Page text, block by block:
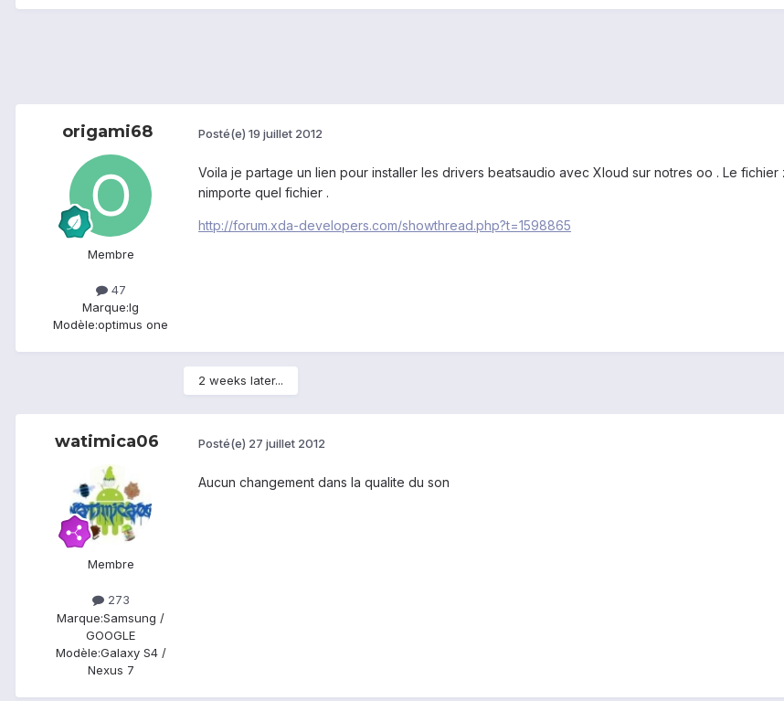
origami68
Membre
47
Marque:lg
Modèle:optimus one
Posté(e) 19 juillet 2012
Voila je partage un lien pour installer les drivers beatsaudio avec Xloud sur notres oo . Le
nimporte quel fichier .
http://forum.xda-developers.com/showthread.php?t=1598865
2 weeks later...
watimica06
Membre
273
Marque:Samsung /
GOOGLE
Modèle:Galaxy S4 /
Nexus 7
Posté(e) 27 juillet 2012
Aucun changement dans la qualite du son